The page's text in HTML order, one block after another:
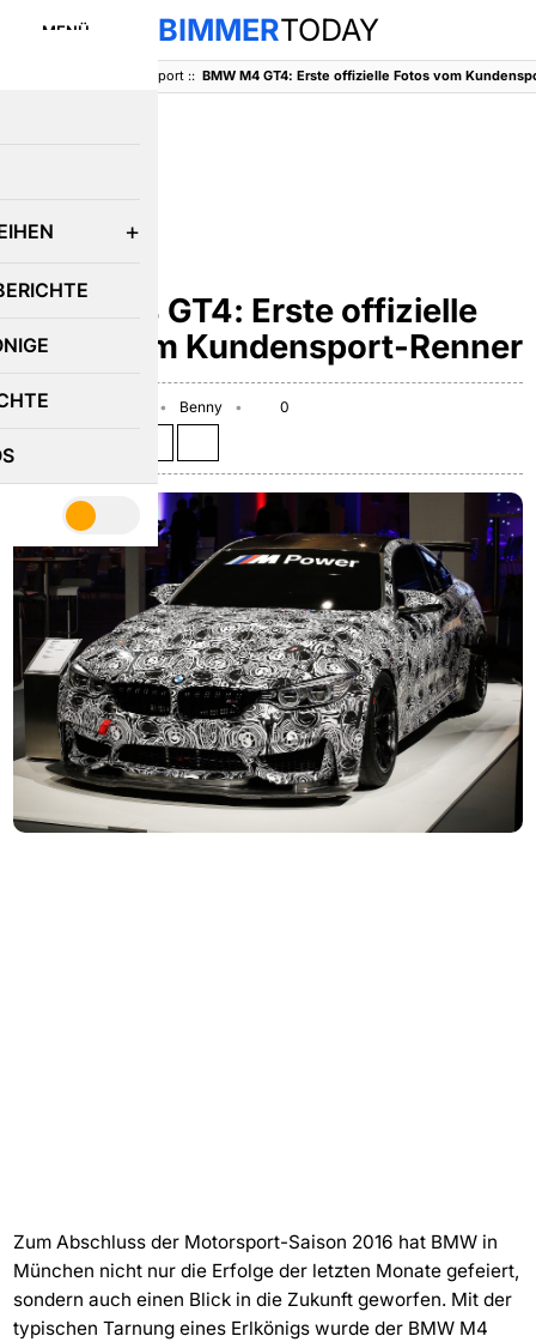
MENÜ BIMMERTODAY
Motorsport:: BMW M4 GT4: Erste offizielle Fotos vom
BMW M4 GT4: Erste offizielle
Fotos vom Kundensport-Renner
December 10, 2016 Benny
0
Zum Abschluss der Motorsport-Saison 2016 hat BMW in
München nicht nur die Erfolge der letzten Monate gefeiert,
sondern auch einen Blick in die Zukunft geworfen. Mit der
typischen Tarnung eines Erlkönigs wurde der BMW M4